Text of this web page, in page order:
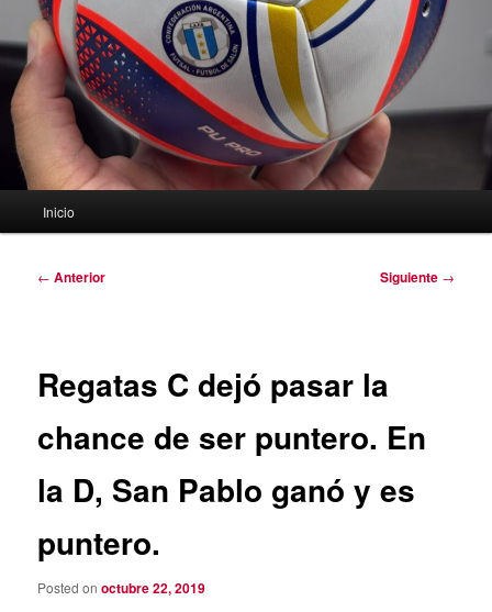
Inicio
Navegación
← Anterior Siguiente →
Regatas C dejó pasar la
chance de ser puntero. En
la D, San Pablo ganó y es
puntero.
Posted onoctubre 22, 2019